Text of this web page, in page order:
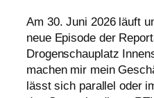
Am 30. Juni 2026 läuft
neue Episode der
Drogenschauplatz
machen mir mein
lässt sich parallel oder